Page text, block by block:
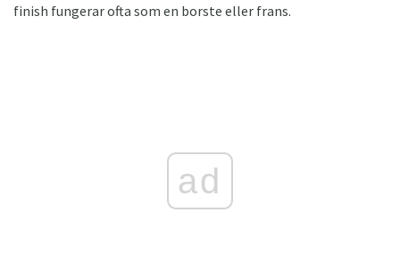
finish fungerar ofta som en borste eller frans.
ad